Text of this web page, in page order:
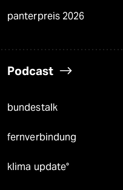
panterpreis 2026
Podcast
bundestalk
fernverbindung
klima update°